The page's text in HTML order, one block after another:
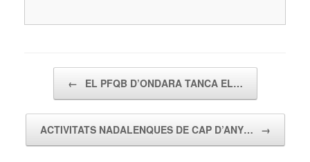
← EL PFQB D’ONDARA TANCA EL…
ACTIVITATS NADALENQUES DE CAP D’ANY… →